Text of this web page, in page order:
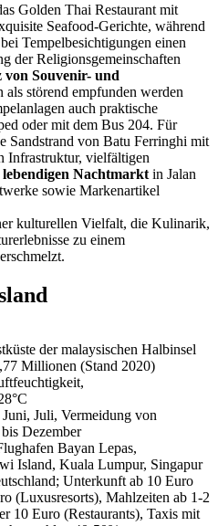
Golden Thai Restaurant mit
Seafood-Gerichte, während
bei Tempelbesichtigungen einen
der Religionsgemeinschaften
von Souvenir- und
als störend empfunden werden
auch praktische
oder mit dem Bus 204. Für
Sandstrand von Batu Ferringhi mit
Infrastruktur, vielfältigen
lebendigen Nachtmarkt in Jalan
sowie Markenartikel
kulturellen Vielfalt, die Kulinarik,
zu einem
der malaysischen Halbinsel
Millionen (Stand 2020)
Juni, Juli, Vermeidung von
Dezember
Bayan Lepas,
Island, Kuala Lumpur, Singapur
Unterkunft ab 10 Euro
(Luxusresorts), Mahlzeiten ab 1-2
10 Euro (Restaurants), Taxis mit